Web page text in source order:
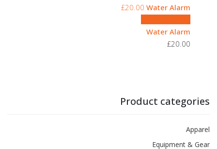
Water Alarm
£20.00
Water Alarm
£20.00
Product categories
Apparel
Equipment & Gear